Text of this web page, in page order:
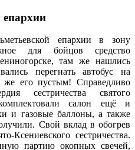
епархии в зону
для бойцов средство
там же нашлись
перегнать автобус на
его пустым! Справедливо
сестричества святого
салон ещё и
и газовые баллоны, а также
Свой вклад в обогрев
Ксениевского сестричества.
партию окопных свечей,